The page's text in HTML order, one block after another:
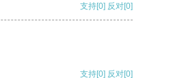
支持[0] 反对[0]
支持[0] 反对[0]